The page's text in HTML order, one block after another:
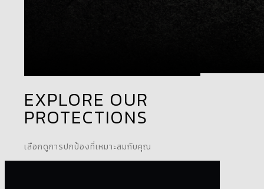
EXPLORE OUR
PROTECTIONS
เลือกดูการปกป้องที่เหมาะสมกับคุณ